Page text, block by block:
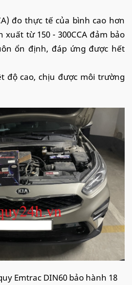
đo thực tế của bình cao hơn
xuất từ 150 - 300CCA đảm bảo
ổn định, đáp ứng được hết
độ cao, chịu được môi trường
Emtrac DIN60 bảo hành 18